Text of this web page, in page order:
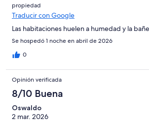
propiedad
Traducir con Google
Las habitaciones huelen a humedad y la
Se hospedó 1 noche en abril de 2026
0
Opinión verificada
8/10 Buena
Oswaldo
2 mar. 2026